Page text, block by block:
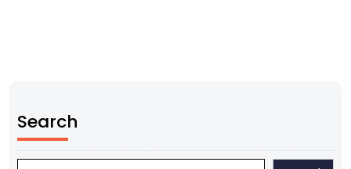
Search